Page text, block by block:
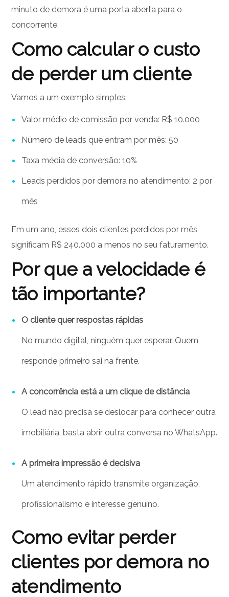
minuto de demora é uma porta aberta para o
concorrente.
Como calcular o custo
de perder um cliente
Vamos a um exemplo simples:
Valor médio de comissão por venda: R$ 10.000
Número de leads que entram por mês: 50
Taxa média de conversão: 10%
Leads perdidos por demora no atendimento: 2 por
mês
Em um ano, esses dois clientes perdidos por mês
significam R$ 240.000 a menos no seu faturamento.
Por que a velocidade é
tão importante?
O cliente quer respostas rápidas
No mundo digital, ninguém quer esperar. Quem
responde primeiro sai na frente.
A concorrência está a um clique de distância
O lead não precisa se deslocar para conhecer outra
imobiliária, basta abrir outra conversa no WhatsApp.
A primeira impressão é decisiva
Um atendimento rápido transmite organização,
profissionalismo e interesse genuíno.
Como evitar perder
clientes por demora no
atendimento